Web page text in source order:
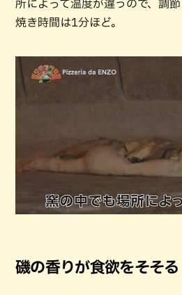
所によって温度が違うので、調
焼き時間は1分ほど。
磯の香りが食欲をそそる